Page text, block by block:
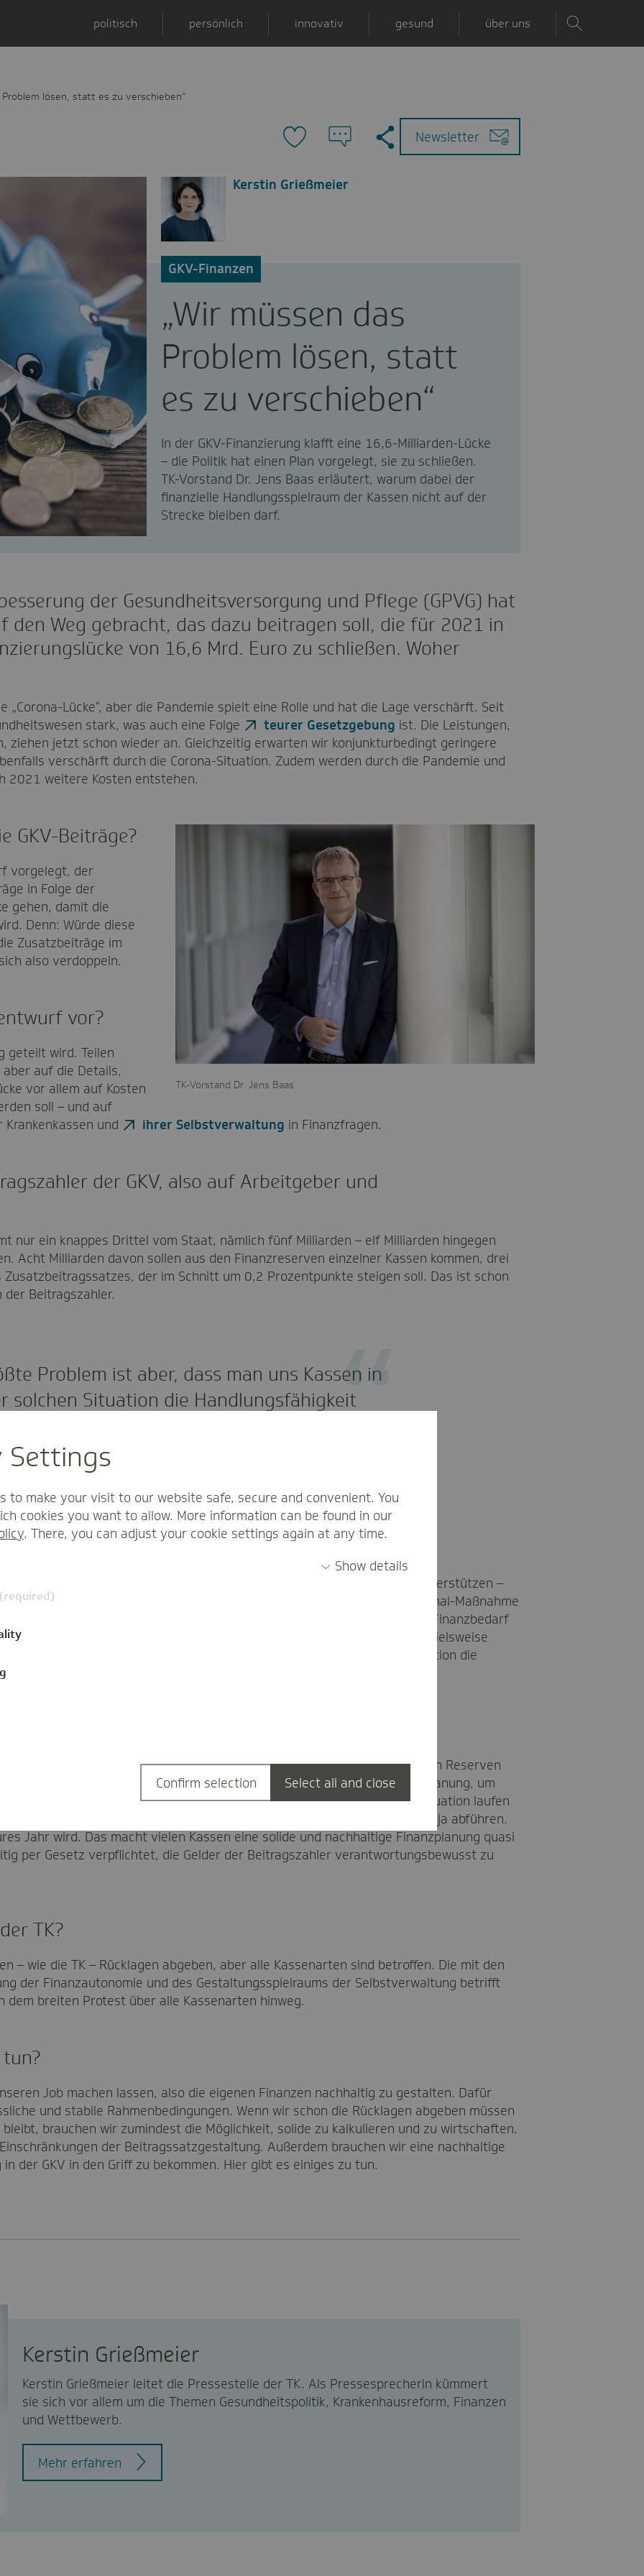
politisch persönlich innovativ gesund über uns
Problem lösen, statt es zu verschieben“
Zu
den
Kommentaren
MailNewsletter
Kerstin Grießmeier
GKV-Finanzen
„Wir müssen das
Problem lösen, statt
es zu verschieben“
In der GKV-Finanzierung klafft eine 16,6-Milliarden-Lücke
– die Politik hat einen Plan vorgelegt, sie zu schließen.
TK-Vorstand Dr. Jens Baas erläutert, warum dabei der
finanzielle Handlungsspielraum der Kassen nicht auf der
Strecke bleiben darf.
der Gesundheitsversorgung und Pflege (GPVG) hat
den Weg gebracht, das dazu beitragen soll, die für 2021 in
von 16,6 Mrd. Euro zu schließen. Woher
Lücke“, aber die Pandemie spielt eine Rolle und hat die Lage verschärft. Seit
stark, was auch eine Folge
teurer Gesetzgebung ist. Die Leistungen,
ziehen jetzt schon wieder an. Gleichzeitig erwarten wir konjunkturbedingt geringere
verschärft durch die Corona-Situation. Zudem werden durch die Pandemie und
2021 weitere Kosten entstehen.
TK-Vorstand Dr. Jens Baas
GKV-Beiträge?
vorgelegt, der
in Folge der
gehen, damit die
Denn: Würde diese
Zusatzbeiträge im
also verdoppeln.
vor?
geteilt wird. Teilen
auf die Details,
vor allem auf Kosten
soll – und auf
und
ihrer Selbstverwaltung in Finanzfragen.
der GKV, also auf Arbeitgeber und
nur ein knappes Drittel vom Staat, nämlich fünf Milliarden – elf Milliarden hingegen
Acht Milliarden davon sollen aus den Finanzreserven einzelner Kassen kommen, drei
Zusatzbeitragssatzes, der im Schnitt um 0,2 Prozentpunkte steigen soll. Das ist schon
Beitragszahler.
Problem ist aber, dass man uns Kassen in
solchen Situation die Handlungsfähigkeit
aufzustellen.
genau für schwierige Situationen da?
inwiefern Kassen mit hohen Rücklagen in einer solchen Situation unterstützen –
soll ein ad-hoc-Einzug die Lage für 2021 stabilisieren. Eine solche Einmal-Maßnahme
löst es aber nicht. Einmal ausgespielt ist dieser Joker weg – der erhöhte Finanzbedarf
dadurch die Kassen bestraft, die gut gewirtschaftet haben und beispielsweise
Das größte Problem ist aber, dass man uns Kassen in einer solchen Situation die
für die absehbaren Herausforderungen aufzustellen.
Zusatzbeitrag frei gestalten dürfen, die weniger als 0,8 Monatsausgaben Reserven
für uns Krankenkassen ein zentrales Instrument für eine solide Finanzplanung, um
leeren und hohe Ausgaben zu erwarten sind. Genau in eine solche Situation laufen
Rücklagen nicht mehr planen können, denn wir müssen diese ja abführen.
Jahr wird. Das macht vielen Kassen eine solide und nachhaltige Finanzplanung quasi
per Gesetz verpflichtet, die Gelder der Beitragszahler verantwortungsbewusst zu
TK?
– wie die TK – Rücklagen abgeben, aber alle Kassenarten sind betroffen. Die mit den
der Finanzautonomie und des Gestaltungsspielraums der Selbstverwaltung betrifft
dem breiten Protest über alle Kassenarten hinweg.
Job machen lassen, also die eigenen Finanzen nachhaltig zu gestalten. Dafür
und stabile Rahmenbedingungen. Wenn wir schon die Rücklagen abgeben müssen
brauchen wir zumindest die Möglichkeit, solide zu kalkulieren und zu wirtschaften.
der Beitragssatzgestaltung. Außerdem brauchen wir eine nachhaltige
der GKV in den Griff zu bekommen. Hier gibt es einiges zu tun.
Kerstin Grießmeier
Kerstin Grießmeier leitet die Pressestelle der TK. Als Pressesprecherin kümmert
sie sich vor allem um die Themen Gesundheitspolitik, Krankenhausreform, Finanzen
und Wettbewerb.
Mehr erfahren
Settings
to make your visit to our website safe, secure and convenient. You
cookies you want to allow. More information can be found in our
. There, you can adjust your cookie settings again at any time.
Show details
Confirm selection Select all and close